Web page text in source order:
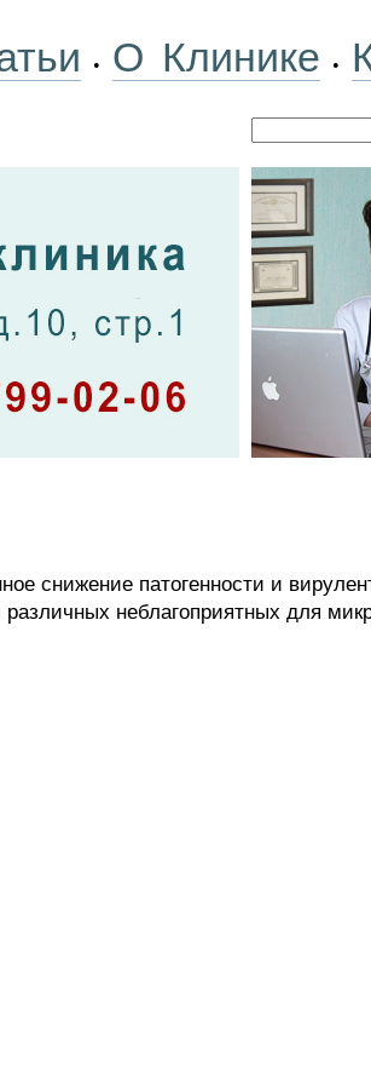
• О Клинике •
снижение патогенности и
неблагоприятных для